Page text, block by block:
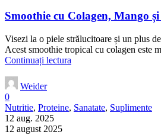
Smoothie cu Colagen, Mango
Visezi la o piele strălucitoare și un plus
Acest smoothie tropical cu colagen este
Continuați lectura
Weider
0
Nutritie, Proteine, Sanatate, Suplimente
12 aug. 2025
12 august 2025